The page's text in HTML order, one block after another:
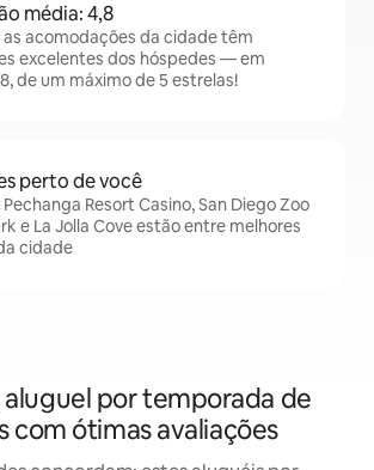
média: 4,8
acomodações da cidade têm
excelentes dos hóspedes — em
de um máximo de 5 estrelas!
perto de você
Resort Casino, San Diego Zoo
e La Jolla Cove estão entre melhores
cidade
por temporada de
com ótimas avaliações